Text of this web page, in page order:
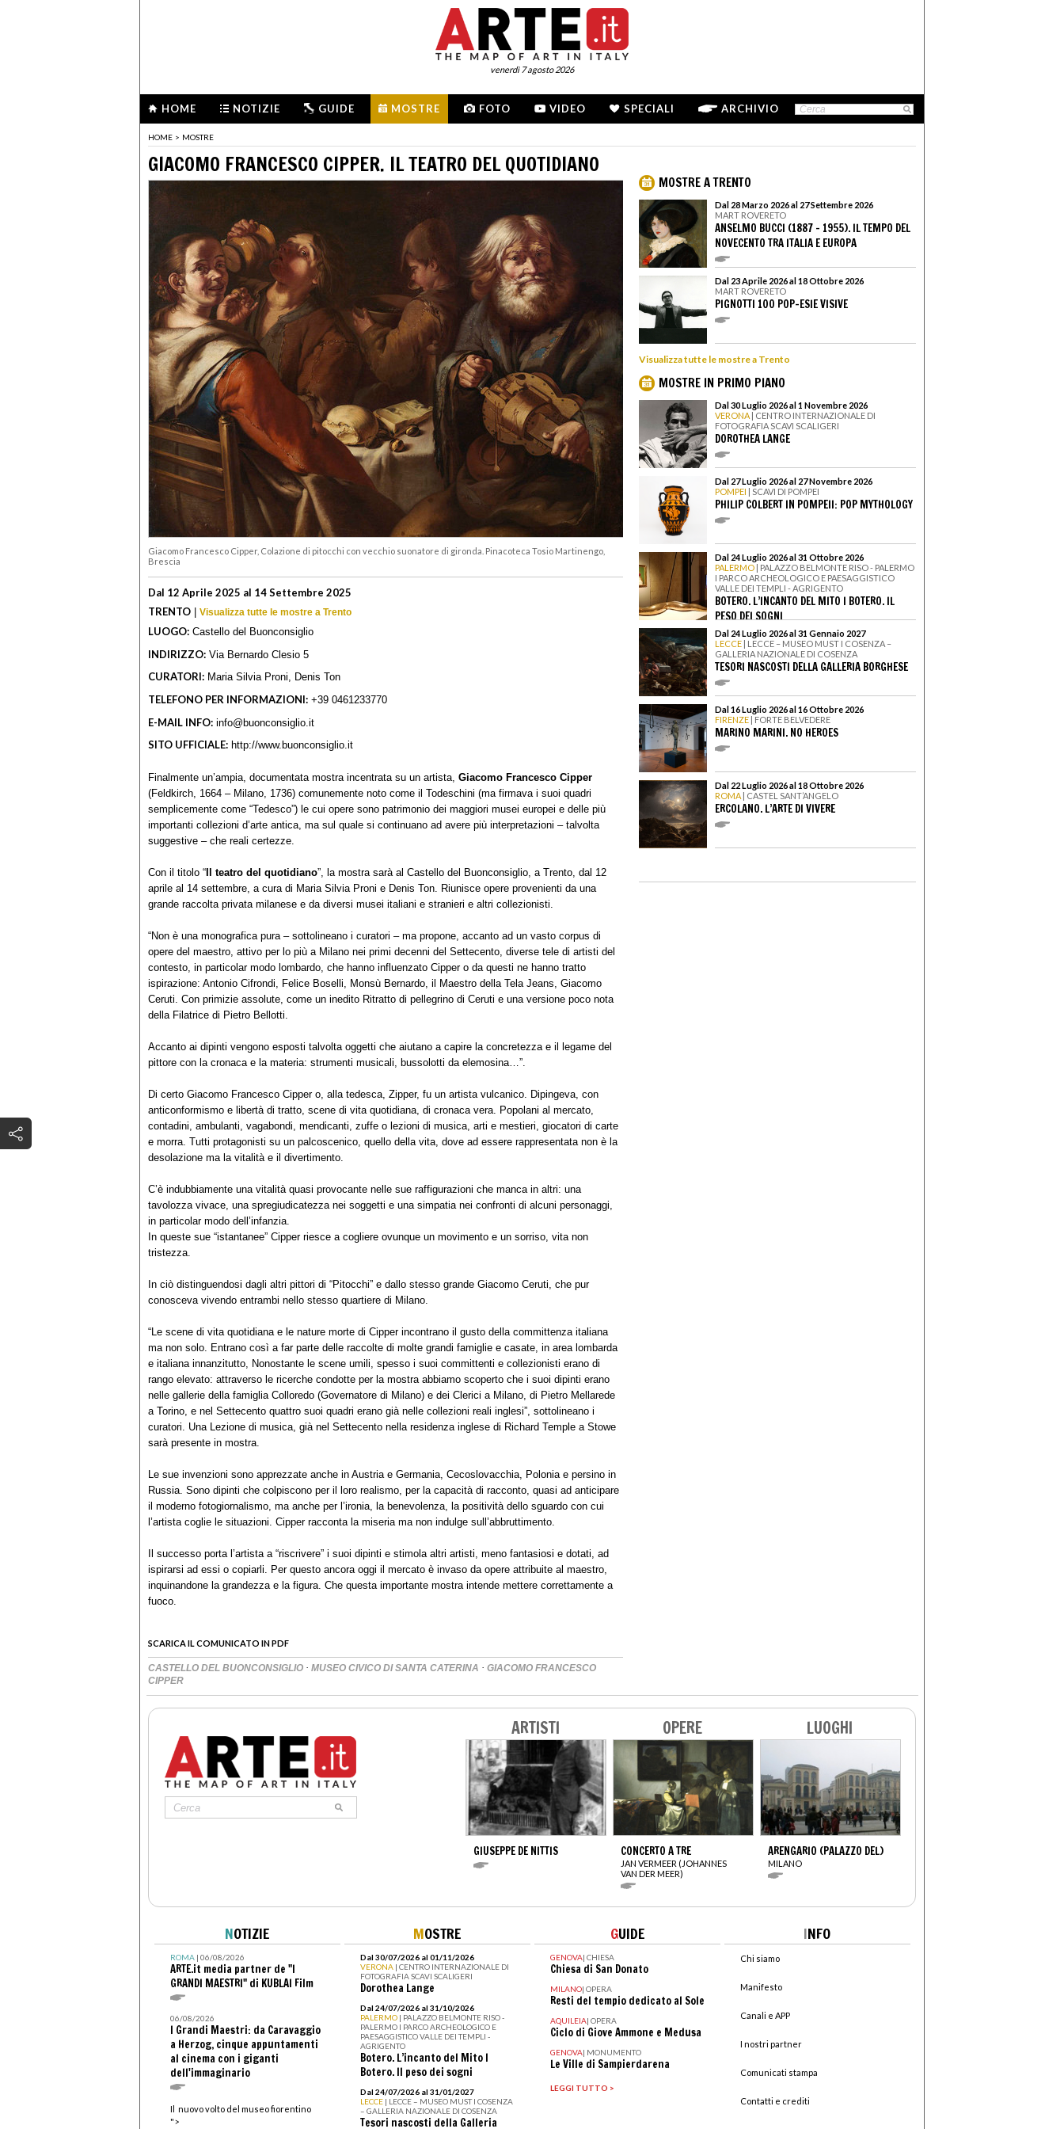
venerdì 7 agosto 2026
HOME NOTIZIE GUIDE MOSTRE FOTO VIDEO SPECIALI ARCHIVIO
HOME > MOSTRE
GIACOMO FRANCESCO CIPPER. IL TEATRO DEL QUOTIDIANO
Giacomo Francesco Cipper, Colazione di pitocchi con vecchio suonatore di gironda. Pinacoteca Tosio Martinengo,
Brescia
Dal 12 Aprile 2025 al 14 Settembre 2025
TRENTO | Visualizza tutte le mostre a Trento
LUOGO: Castello del Buonconsiglio
INDIRIZZO: Via Bernardo Clesio 5
CURATORI: Maria Silvia Proni, Denis Ton
TELEFONO PER INFORMAZIONI: +39 0461233770
E-MAIL INFO: info@buonconsiglio.it
SITO UFFICIALE: http://www.buonconsiglio.it
Finalmente un’ampia, documentata mostra incentrata su un artista, Giacomo Francesco Cipper
(Feldkirch, 1664 – Milano, 1736) comunemente noto come il Todeschini (ma firmava i suoi quadri
semplicemente come “Tedesco”) le cui opere sono patrimonio dei maggiori musei europei e delle più
importanti collezioni d’arte antica, ma sul quale si continuano ad avere più interpretazioni – talvolta
suggestive – che reali certezze.
Con il titolo “ Il teatro del quotidiano”, la mostra sarà al Castello del Buonconsiglio, a Trento, dal 12
aprile al 14 settembre, a cura di Maria Silvia Proni e Denis Ton. Riunisce opere provenienti da una
grande raccolta privata milanese e da diversi musei italiani e stranieri e altri collezionisti.
“Non è una monografica pura – sottolineano i curatori – ma propone, accanto ad un vasto corpus di
opere del maestro, attivo per lo più a Milano nei primi decenni del Settecento, diverse tele di artisti del
contesto, in particolar modo lombardo, che hanno influenzato Cipper o da questi ne hanno tratto
ispirazione: Antonio Cifrondi, Felice Boselli, Monsù Bernardo, il Maestro della Tela Jeans, Giacomo
Ceruti. Con primizie assolute, come un inedito Ritratto di pellegrino di Ceruti e una versione poco nota
della Filatrice di Pietro Bellotti.
Accanto ai dipinti vengono esposti talvolta oggetti che aiutano a capire la concretezza e il legame del
pittore con la cronaca e la materia: strumenti musicali, bussolotti da elemosina…”.
Di certo Giacomo Francesco Cipper o, alla tedesca, Zipper, fu un artista vulcanico. Dipingeva, con
anticonformismo e libertà di tratto, scene di vita quotidiana, di cronaca vera. Popolani al mercato,
contadini, ambulanti, vagabondi, mendicanti, zuffe o lezioni di musica, arti e mestieri, giocatori di carte
e morra. Tutti protagonisti su un palcoscenico, quello della vita, dove ad essere rappresentata non è la
desolazione ma la vitalità e il divertimento.
C’è indubbiamente una vitalità quasi provocante nelle sue raffigurazioni che manca in altri: una
tavolozza vivace, una spregiudicatezza nei soggetti e una simpatia nei confronti di alcuni personaggi,
in particolar modo dell’infanzia.
In queste sue “istantanee” Cipper riesce a cogliere ovunque un movimento e un sorriso, vita non
tristezza.
In ciò distinguendosi dagli altri pittori di “Pitocchi” e dallo stesso grande Giacomo Ceruti, che pur
conosceva vivendo entrambi nello stesso quartiere di Milano.
“Le scene di vita quotidiana e le nature morte di Cipper incontrano il gusto della committenza italiana
ma non solo. Entrano così a far parte delle raccolte di molte grandi famiglie e casate, in area lombarda
e italiana innanzitutto, Nonostante le scene umili, spesso i suoi committenti e collezionisti erano di
rango elevato: attraverso le ricerche condotte per la mostra abbiamo scoperto che i suoi dipinti erano
nelle gallerie della famiglia Colloredo (Governatore di Milano) e dei Clerici a Milano, di Pietro Mellarede
a Torino, e nel Settecento quattro suoi quadri erano già nelle collezioni reali inglesi”, sottolineano i
curatori. Una Lezione di musica, già nel Settecento nella residenza inglese di Richard Temple a Stowe
sarà presente in mostra.
Le sue invenzioni sono apprezzate anche in Austria e Germania, Cecoslovacchia, Polonia e persino in
Russia. Sono dipinti che colpiscono per il loro realismo, per la capacità di racconto, quasi ad anticipare
il moderno fotogiornalismo, ma anche per l’ironia, la benevolenza, la positività dello sguardo con cui
l’artista coglie le situazioni. Cipper racconta la miseria ma non indulge sull’abbruttimento.
Il successo porta l’artista a “riscrivere” i suoi dipinti e stimola altri artisti, meno fantasiosi e dotati, ad
ispirarsi ad essi o copiarli. Per questo ancora oggi il mercato è invaso da opere attribuite al maestro,
inquinandone la grandezza e la figura. Che questa importante mostra intende mettere correttamente a
fuoco.
SCARICA IL COMUNICATO IN PDF
CASTELLO DEL BUONCONSIGLIO · MUSEO CIVICO DI SANTA CATERINA · GIACOMO FRANCESCO
CIPPER
MOSTRE A TRENTO
Dal 28 Marzo 2026 al 27 Settembre 2026
MART ROVERETO
ANSELMO BUCCI (1887 – 1955). IL TEMPO DEL
NOVECENTO TRA ITALIA E EUROPA
Dal 23 Aprile 2026 al 18 Ottobre 2026
MART ROVERETO
PIGNOTTI 100 POP-ESIE VISIVE
Visualizza tutte le mostre a Trento
MOSTRE IN PRIMO PIANO
Dal 30 Luglio 2026 al 1 Novembre 2026
VERONA | CENTRO INTERNAZIONALE DI
FOTOGRAFIA SCAVI SCALIGERI
DOROTHEA LANGE
Dal 27 Luglio 2026 al 27 Novembre 2026
POMPEI | SCAVI DI POMPEI
PHILIP COLBERT IN POMPEII: POP MYTHOLOGY
Dal 24 Luglio 2026 al 31 Ottobre 2026
PALERMO | PALAZZO BELMONTE RISO - PALERMO
I PARCO ARCHEOLOGICO E PAESAGGISTICO
VALLE DEI TEMPLI - AGRIGENTO
BOTERO. L’INCANTO DEL MITO I BOTERO. IL
PESO DEI SOGNI
Dal 24 Luglio 2026 al 31 Gennaio 2027
LECCE | LECCE – MUSEO MUST I COSENZA –
GALLERIA NAZIONALE DI COSENZA
TESORI NASCOSTI DELLA GALLERIA BORGHESE
Dal 16 Luglio 2026 al 16 Ottobre 2026
FIRENZE | FORTE BELVEDERE
MARINO MARINI. NO HEROES
Dal 22 Luglio 2026 al 18 Ottobre 2026
ROMA | CASTEL SANT’ANGELO
ERCOLANO. L’ARTE DI VIVERE
ARTISTI
GIUSEPPE DE NITTIS
OPERE
CONCERTO A TRE
JAN VERMEER (JOHANNES
VAN DER MEER)
LUOGHI
ARENGARIO (PALAZZO DEL)
MILANO
NOTIZIE
ROMA| 06/08/2026
ARTE.it media partner de "I
GRANDI MAESTRI" di KUBLAI Film
06/08/2026
I Grandi Maestri: da Caravaggio
a Herzog, cinque appuntamenti
al cinema con i giganti
dell'immaginario
Il nuovo volto del museo fiorentino
">
MOSTRE
Dal 30/07/2026 al 01/11/2026
VERONA | CENTRO INTERNAZIONALE DI
FOTOGRAFIA SCAVI SCALIGERI
Dorothea Lange
Dal 24/07/2026 al 31/10/2026
PALERMO | PALAZZO BELMONTE RISO -
PALERMO I PARCO ARCHEOLOGICO E
PAESAGGISTICO VALLE DEI TEMPLI -
AGRIGENTO
Botero. L’incanto del Mito I
Botero. Il peso dei sogni
Dal 24/07/2026 al 31/01/2027
LECCE | LECCE – MUSEO MUST I COSENZA
– GALLERIA NAZIONALE DI COSENZA
Tesori nascosti della Galleria
GUIDE
GENOVA| CHIESA
Chiesa di San Donato
MILANO| OPERA
Resti del tempio dedicato al Sole
AQUILEIA| OPERA
Ciclo di Giove Ammone e Medusa
GENOVA| MONUMENTO
Le Ville di Sampierdarena
LEGGI TUTTO >
INFO
Chi siamo
Manifesto
Canali e APP
I nostri partner
Comunicati stampa
Contatti e crediti